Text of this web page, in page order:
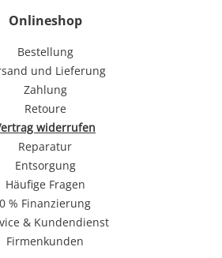
Onlineshop
Bestellung
und Lieferung
Zahlung
Retoure
widerrufen
Reparatur
Entsorgung
Häufige Fragen
0 % Finanzierung
& Kundendienst
Firmenkunden